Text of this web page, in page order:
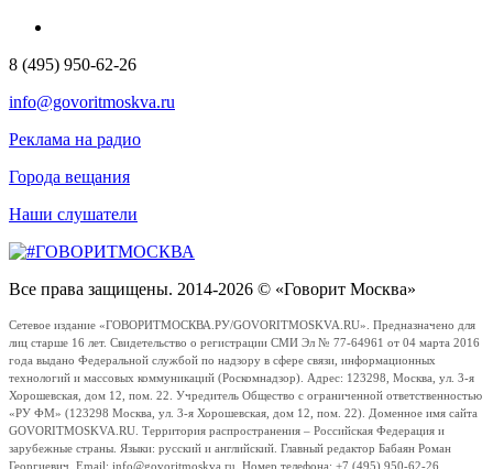
8 (495) 950-62-26
info@govoritmoskva.ru
Реклама на радио
Города вещания
Наши слушатели
Все права защищены. 2014-2026 © «Говорит Москва»
Сетевое издание «ГОВОРИТМОСКВА.РУ/GOVORITMOSKVA.RU». Предназначено для
лиц старше 16 лет. Свидетельство о регистрации СМИ Эл № 77-64961 от 04 марта 2016
года выдано Федеральной службой по надзору в сфере связи, информационных
технологий и массовых коммуникаций (Роскомнадзор). Адрес: 123298, Москва, ул. 3-я
Хорошевская, дом 12, пом. 22. Учредитель Общество с ограниченной ответственностью
«РУ ФМ» (123298 Москва, ул. 3-я Хорошевская, дом 12, пом. 22). Доменное имя сайта
GOVORITMOSKVA.RU. Территория распространения – Российская Федерация и
зарубежные страны. Языки: русский и английский. Главный редактор Бабаян Роман
Георгиевич. Email: info@govoritmoskva.ru. Номер телефона: +7 (495) 950-62-26